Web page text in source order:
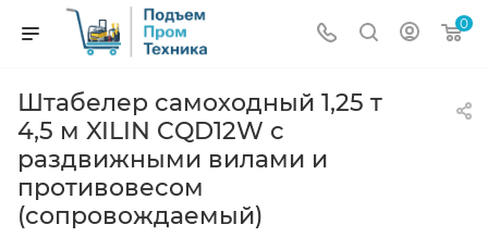
0
Штабелер самоходный 1,25 т
4,5 м XILIN CQD12W с
раздвижными вилами и
противовесом
(сопровождаемый)